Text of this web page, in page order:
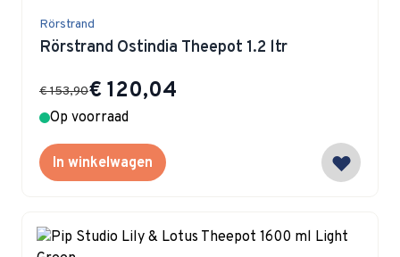
Rörstrand
Rörstrand Ostindia Theepot 1.2 ltr
Special Price
€ 120,04
€ 153,90
Op voorraad
In winkelwagen